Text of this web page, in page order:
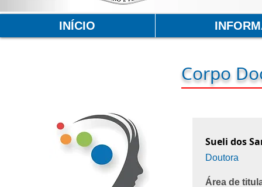
Corpo
Sueli dos
Doutora
Área de
INÍCIO